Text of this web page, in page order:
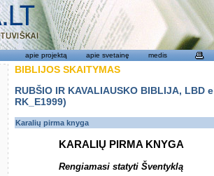
apie projektą apie svetainę medis
BIBLIJOS SKAITYMAS
RUBŠIO IR KAVALIAUSKO BIBLIJA,
RK_E1999)
Karalių pirma knyga
KARALIŲ PIRMA KNYGA
Rengiamasi statyti Šventyklą